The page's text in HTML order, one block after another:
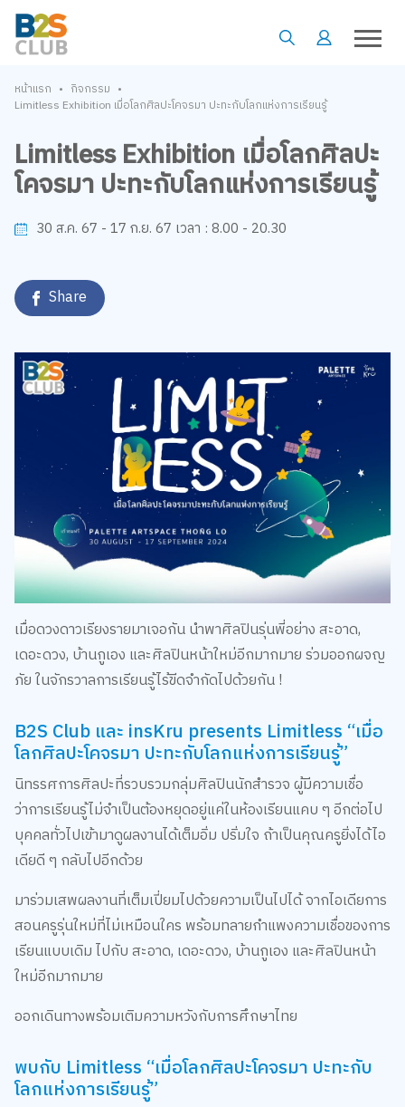
หน้าแรก • กิจกรรม •
Limitless Exhibition เมื่อโลกศิลปะโคจรมา ปะทะกับโลกแห่งการเรียนรู้
Limitless Exhibition เมื่อโลกศิลปะ
โคจรมา ปะทะกับโลกแห่งการเรียนรู้
30 ส.ค. 67 - 17 ก.ย. 67 เวลา : 8.00 - 20.30
Share
เมื่อดวงดาวเรียงรายมาเจอกัน นำพาศิลปินรุ่นพี่อย่าง สะอาด,
เดอะดวง, บ้านกูเอง และศิลปินหน้าใหม่อีกมากมาย ร่วมออกผจญ
ภัย ในจักรวาลการเรียนรู้ไร้ขีดจำกัดไปด้วยกัน !
B2S Club และ insKru presents Limitless “เมื่อ
โลกศิลปะโคจรมา ปะทะกับโลกแห่งการเรียนรู้”
นิทรรศการศิลปะที่รวบรวมกลุ่มศิลปินนักสำรวจ ผู้มีความเชื่อ
ว่าการเรียนรู้ไม่จำเป็นต้องหยุดอยู่แค่ในห้องเรียนแคบ ๆ อีกต่อไป
บุคคลทั่วไปเข้ามาดูผลงานได้เต็มอิ่ม ปริ่มใจ ถ้าเป็นคุณครูยิ่งได้ไอ
เดียดี ๆ กลับไปอีกด้วย
มาร่วมเสพผลงานที่เต็มเปี่ยมไปด้วยความเป็นไปได้ จากไอเดียการ
สอนครูรุ่นใหม่ที่ไม่เหมือนใคร พร้อมทลายกำแพงความเชื่อของการ
เรียนแบบเดิม ไปกับ สะอาด, เดอะดวง, บ้านกูเอง และศิลปินหน้า
ใหม่อีกมากมาย
ออกเดินทางพร้อมเติมความหวังกับการศึกษาไทย
พบกับ Limitless “เมื่อโลกศิลปะโคจรมา ปะทะกับ
โลกแห่งการเรียนรู้”